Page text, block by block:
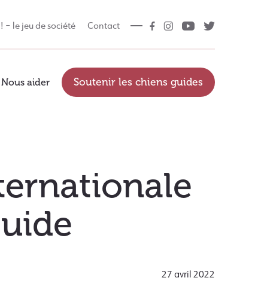
Nous aider Soutenir les chiens guides
– le jeu de société Contact
27 avril 2022